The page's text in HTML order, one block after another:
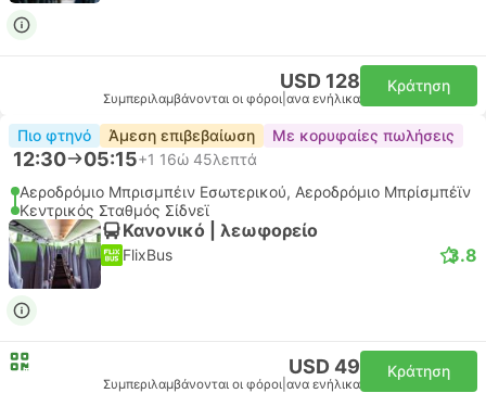
USD 128
Συμπεριλαμβάνονται οι φόροι ανα ενήλικα
Κράτηση
Πιο φτηνό Άμεση επιβεβαίωση Με κορυφαίες πωλήσεις
12:30 05:15+1 16ώ 45λεπτά
Αεροδρόμιο Μπρισμπέιν Εσωτερικού, Αεροδρόμιο Μπρίσμπέϊν
Κεντρικός Σταθμός Σίδνεϊ
Κανονικό | λεωφορείο
FlixBus 3.8
USD 49
Συμπεριλαμβάνονται οι φόροι ανα ενήλικα
Κράτηση